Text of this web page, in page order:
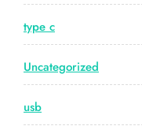
type c
Uncategorized
usb